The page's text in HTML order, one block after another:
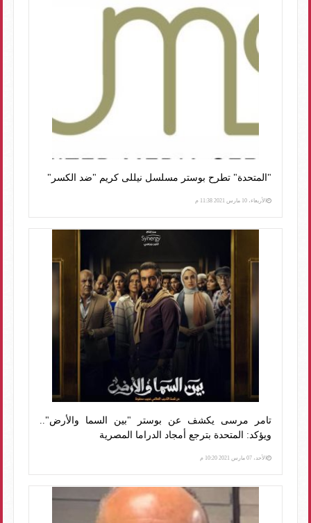
"المتحدة" تطرح بوستر مسلسل نيللى كريم "ضد الكسر"
الأربعاء، 10 مارس 2021 11:38 م
تامر مرسى يكشف عن بوستر "بين السما والأرض"..
ويؤكد: المتحدة بترجع أمجاد الدراما المصرية
الأحد، 07 مارس 2021 10:20 م